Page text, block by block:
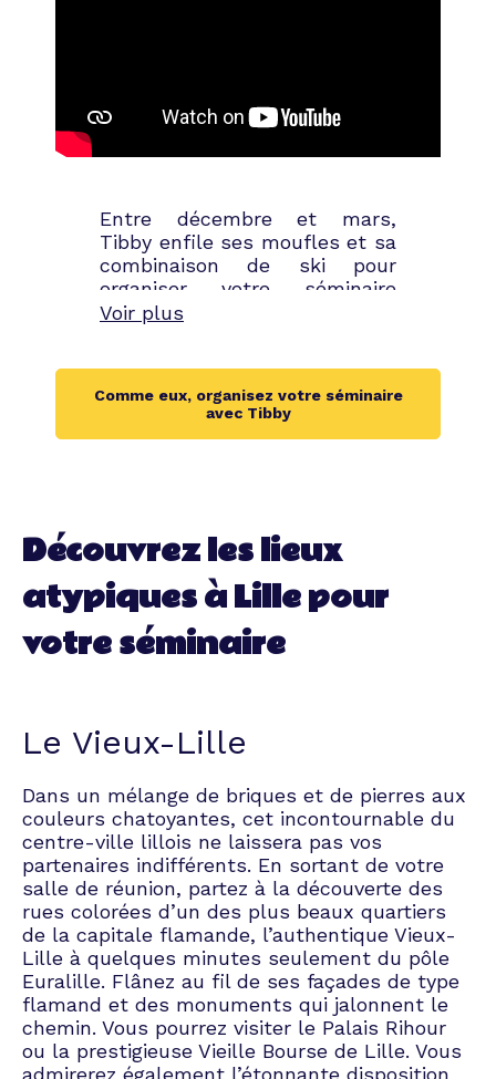
Entre décembre et mars,
Tibby enfile ses moufles et sa
combinaison de ski pour
organiser votre séminaire
d’entreprise à la montagne. En
monopole des colloques
d’entreprise réussis. L’altitude
salle de travail unique et des
hôtels à couper le souffle
En vue de l'organisation d'un
séminaire pour + de 100
personnes, j'ai découvert Tibby
lors de mes recherches. Les
d'accompagnement. Je vais
donc ajouter le mien. Louis,
bienveillant, à l'écoute, de bon
conseil, et son
accompagnement m'a permis
en tant qu'office manager de
gagner un temps fou sur mes
missions. Je ferai de nouveau
appel à Tibby pour un
prochain événement, c'est
certain.
Voir plus
Comme eux, organisez votre séminaire
avec Tibby
Découvrez les lieux
atypiques à Lille pour
votre séminaire
Le Vieux-Lille
Dans un mélange de briques et de pierres aux
couleurs chatoyantes, cet incontournable du
centre-ville lillois ne laissera pas vos
partenaires indifférents. En sortant de votre
salle de réunion, partez à la découverte des
rues colorées d’un des plus beaux quartiers
de la capitale flamande, l’authentique Vieux-
Lille à quelques minutes seulement du pôle
Euralille. Flânez au fil de ses façades de type
flamand et des monuments qui jalonnent le
chemin. Vous pourrez visiter le Palais Rihour
ou la prestigieuse Vieille Bourse de Lille. Vous
admirerez également l’étonnante disposition